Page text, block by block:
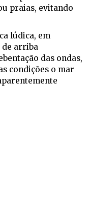
praias, evitando
lúdica, em
de arriba
das ondas,
condições o mar